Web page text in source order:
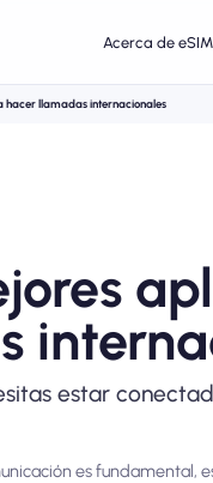
Acerca de eSIM
hacer llamadas internacionales
estar
es